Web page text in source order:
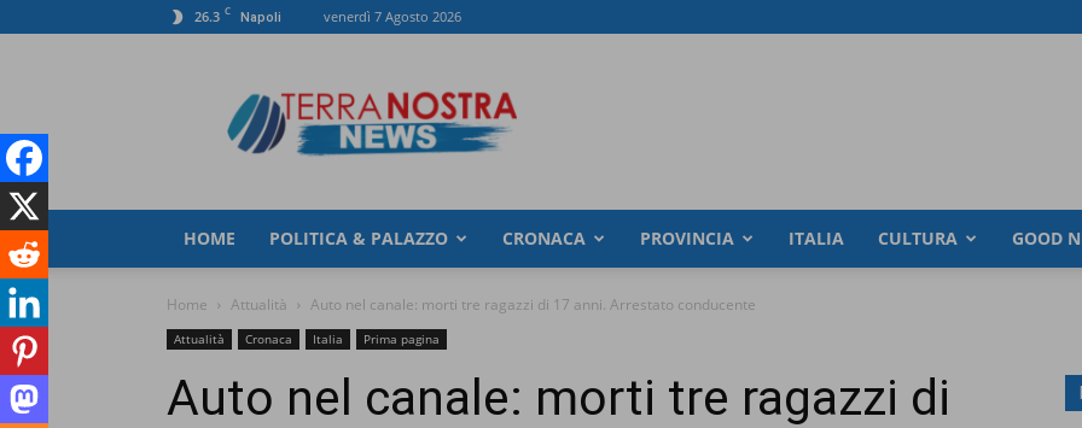
26.3 C Napoli venerdì 7 Agosto 2026
HOME POLITICA & PALAZZO CRONACA PROVINCIA ITALIA CULTURA GOOD
Home Attualità Auto nel canale: morti tre ragazzi di 17 anni. Arrestato conducente
Attualità Cronaca Italia Prima pagina
Auto nel canale: morti tre ragazzi di